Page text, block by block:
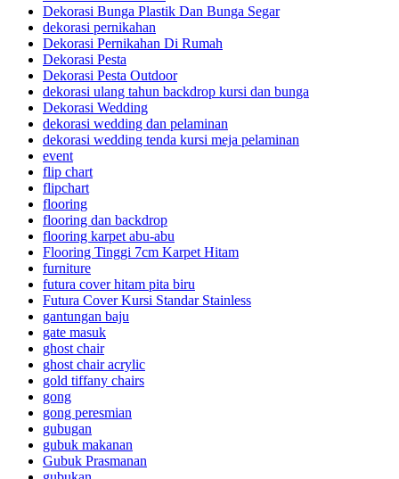
Dekorasi Bunga Plastik Dan Bunga Segar
dekorasi pernikahan
Dekorasi Pernikahan Di Rumah
Dekorasi Pesta
Dekorasi Pesta Outdoor
dekorasi ulang tahun backdrop kursi dan bunga
Dekorasi Wedding
dekorasi wedding dan pelaminan
dekorasi wedding tenda kursi meja pelaminan
event
flip chart
flipchart
flooring
flooring dan backdrop
flooring karpet abu-abu
Flooring Tinggi 7cm Karpet Hitam
furniture
futura cover hitam pita biru
Futura Cover Kursi Standar Stainless
gantungan baju
gate masuk
ghost chair
ghost chair acrylic
gold tiffany chairs
gong
gong peresmian
gubugan
gubuk makanan
Gubuk Prasmanan